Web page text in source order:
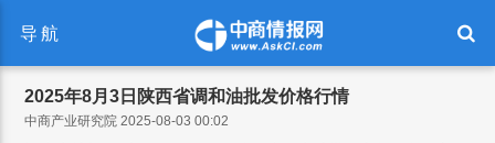
导航
2025年8月3日陕西省调和油批发价格行情
中商产业研究院 2025-08-03 00:02